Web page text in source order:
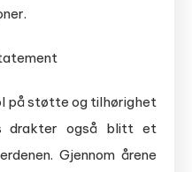
på støtte og tilhørighet
drakter også blitt et
Gjennom årene